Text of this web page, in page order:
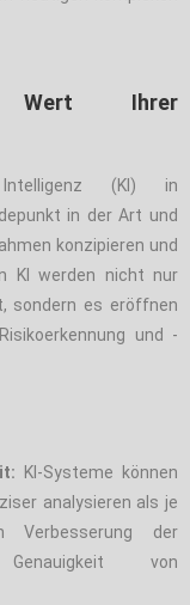
Wert Ihrer
(KI) in
in der Art und
konzipieren und
KI werden nicht nur
sondern es eröffnen
und -
KI-Systeme können
analysieren als je
Verbesserung der
von